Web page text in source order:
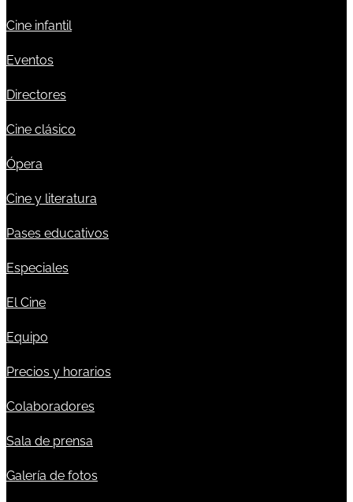
Cine infantil
Eventos
Directores
Cine clásico
Ópera
Cine y literatura
Pases educativos
Especiales
El Cine
Equipo
Precios y horarios
Colaboradores
Sala de prensa
Galería de fotos